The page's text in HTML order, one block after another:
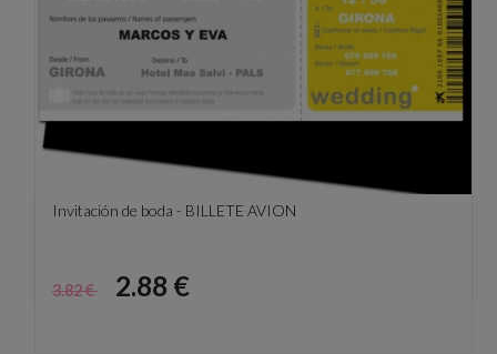
Invitación de boda - BILLETE AVION
Precio
base
Precio
3.82 € 2.88 €